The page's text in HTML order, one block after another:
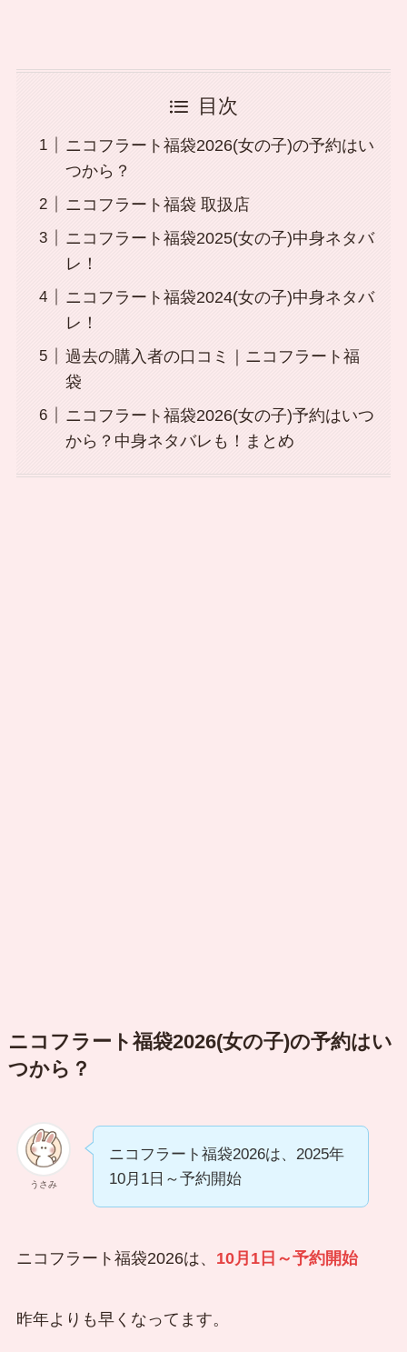
目次
ニコフラート福袋2026(女の子)の予約はい
つから？
ニコフラート福袋 取扱店
ニコフラート福袋2025(女の子)中身ネタバ
レ！
ニコフラート福袋2024(女の子)中身ネタバ
レ！
過去の購入者の口コミ｜ニコフラート福
袋
ニコフラート福袋2026(女の子)予約はいつ
から？中身ネタバレも！まとめ
ニコフラート福袋2026(女の子)の予約はい
つから？
うさみ
ニコフラート福袋2026は、2025年
10月1日～予約開始
ニコフラート福袋2026は、 10月1日～予約開始
昨年よりも早くなってます。